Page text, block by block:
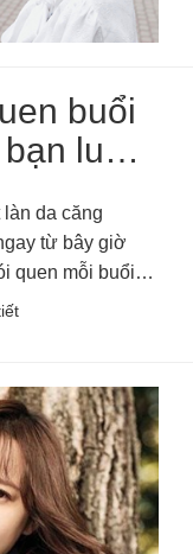
buổi
luôn
da căng
từ bây giờ
quen mỗi buổi